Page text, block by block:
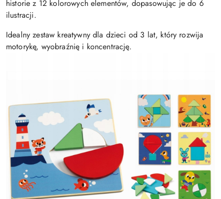
historie z 12 kolorowych elementów, dopasowując je do 6
ilustracji.
Idealny zestaw kreatywny dla dzieci od 3 lat, który rozwija
motorykę, wyobraźnię i koncentrację.